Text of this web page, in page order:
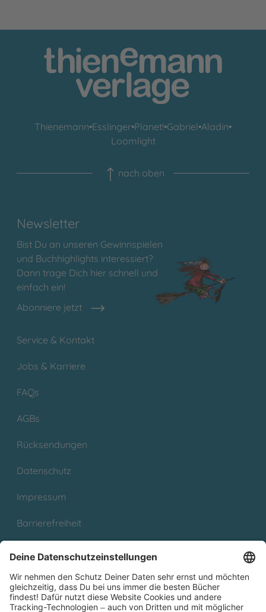
Thienemann•Esslinger•Planet!•Gabriel•Aladin•
Loomlight
nach oben
Newsletter
Bist Du an unseren Gewinnspielen
und Buchhighlights interessiert?
Dann trage Dich hier schnell und
einfach ein!
Abonniere jetzt
Service & Kontakt
Jobs & Karriere
FAQs
AGBs
Rücksendungen
Datenschutz
Impressum
Barrierefreiheit
Partnerprogramm (Affiliate)